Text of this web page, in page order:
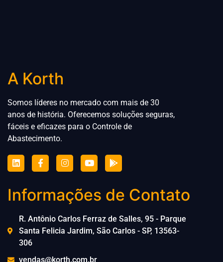
A Korth
Somos líderes no mercado com mais de 30
anos de história. Oferecemos soluções seguras,
fáceis e eficazes para o Controle de
Abastecimento.
Informações de Contato
R. Antônio Carlos Ferraz de Salles, 95 - Parque
Santa Felicia Jardim, São Carlos - SP, 13563-
306
vendas@korth.com.br